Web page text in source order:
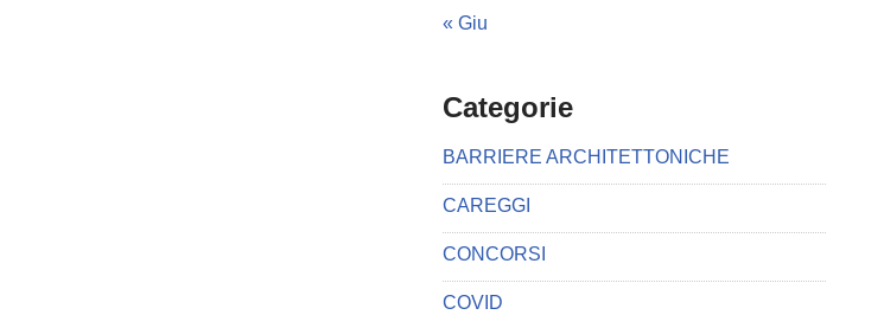
« Giu
Categorie
BARRIERE ARCHITETTONICHE
CAREGGI
CONCORSI
COVID